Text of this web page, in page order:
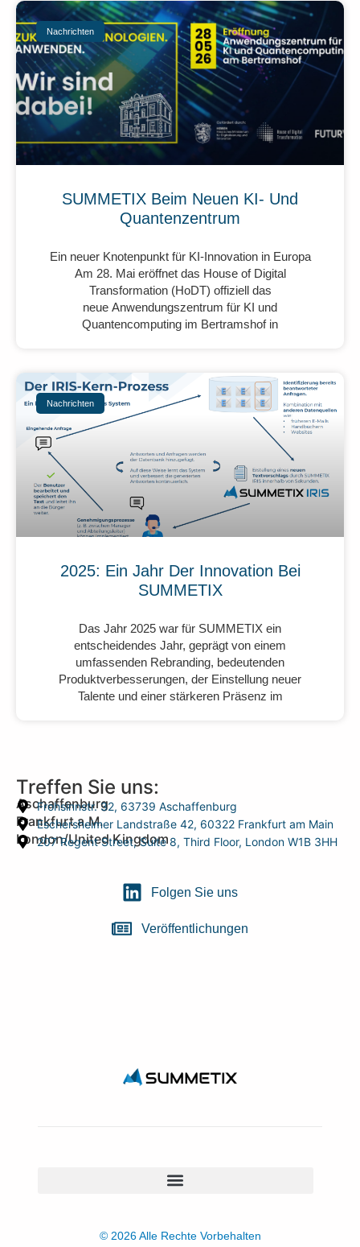
Nachrichten
SUMMETIX Beim Neuen KI- Und
Quantenzentrum
Ein neuer Knotenpunkt für KI-Innovation in Europa
Am 28. Mai eröffnet das House of Digital
Transformation (HoDT) offiziell das
neue Anwendungszentrum für KI und
Quantencomputing im Bertramshof in
Nachrichten
2025: Ein Jahr Der Innovation Bei
SUMMETIX
Das Jahr 2025 war für SUMMETIX ein
entscheidendes Jahr, geprägt von einem
umfassenden Rebranding, bedeutenden
Produktverbesserungen, der Einstellung neuer
Talente und einer stärkeren Präsenz im
Treffen Sie uns:
Aschaffenburg
Frohsinnstr. 32, 63739 Aschaffenburg
Frankfurt a.M.
Eschersheimer Landstraße 42, 60322 Frankfurt am Main
London/United Kingdom
207 Regent Street, Suite 8, Third Floor, London W1B 3HH
Folgen Sie uns
Veröffentlichungen
© 2026 Alle Rechte Vorbehalten